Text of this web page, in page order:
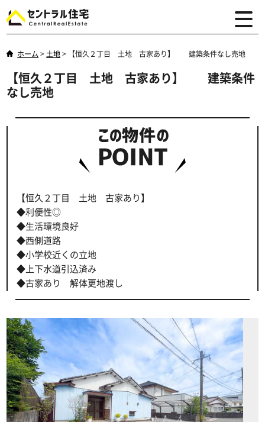
ホーム > 土地> 【恒久２丁目 土地 古家あり】 建築条件なし売地
【恒久２丁目 土地 古家あり】 建築条件
なし売地
【恒久２丁目 土地 古家あり】
◆利便性◎
◆生活環境良好
◆西側道路
◆小学校近くの立地
◆上下水道引込済み
◆古家あり 解体更地渡し